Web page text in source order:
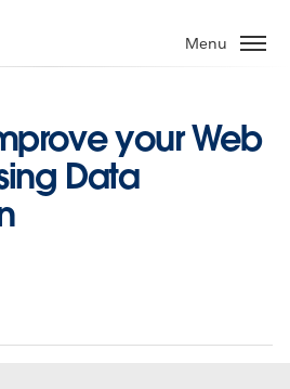
Menu
your Web
Data